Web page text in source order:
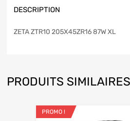
DESCRIPTION
ZETA ZTR10 205X45ZR16 87W XL
PRODUITS SIMILAIRES
PROMO !